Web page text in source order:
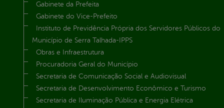
Gabinete da Prefeita
Gabinete do Vice-Prefeito
Instituto de Previdência Própria dos Servidores Públicos do
Município de Serra Talhada-IPPS
Obras e Infraestrutura
Procuradoria Geral do Município
Secretaria de Comunicação Social e Audiovisual
Secretaria de Desenvolvimento Econômico e Turismo
Secretaria de Iluminação Pública e Energia Elétrica